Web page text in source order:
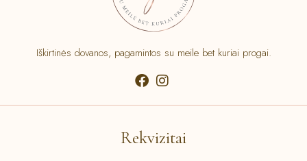
Iškirtinės dovanos, pagamintos su meile bet kuriai progai.
Rekvizitai